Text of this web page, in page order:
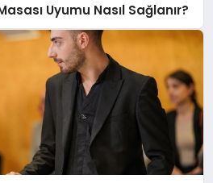
Uyumu Nasıl Sağlanır?